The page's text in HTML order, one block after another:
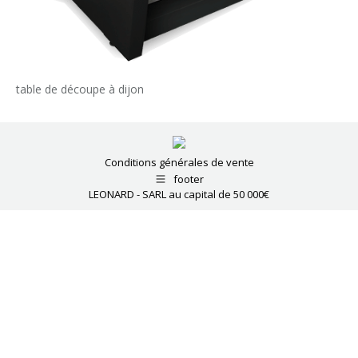
table de découpe à dijon
Conditions générales de vente
footer
LEONARD - SARL au capital de 50 000€